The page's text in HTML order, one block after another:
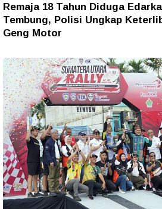
Remaja 18 Tahun Diduga
Tembung, Polisi Ungkap
Geng Motor